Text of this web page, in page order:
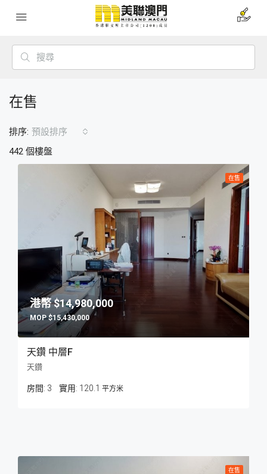
在售
442 個樓盤
排序: 預設排序
在售
$14,980,000
$15,430,000
天鑽 中層F
天鑽
房間: 3 120.1 平方米
在售